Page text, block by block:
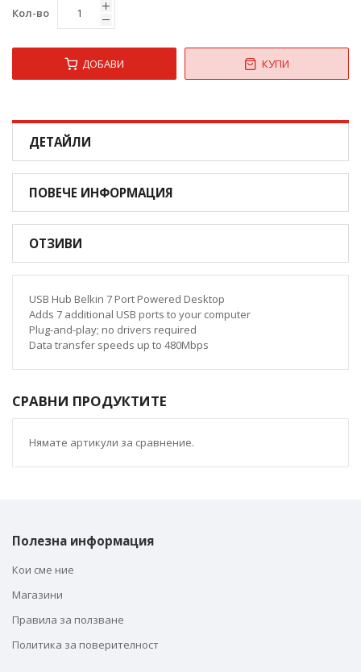
Кол-во
ДОБАВИ КУПИ
ДЕТАЙЛИ
ПОВЕЧЕ ИНФОРМАЦИЯ
ОТЗИВИ
USB Hub Belkin 7 Port Powered Desktop
Adds 7 additional USB ports to your computer
Plug-and-play; no drivers required
Data transfer speeds up to 480Mbps
СРАВНИ ПРОДУКТИТЕ
Нямате артикули за сравнение.
Полезна информация
Кои сме ние
Магазини
Правила за ползване
Политика за поверителност